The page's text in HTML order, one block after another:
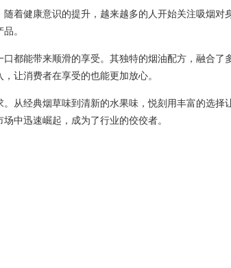
着健康意识的提升，越来越多的人开始关注吸烟对
。
都能带来顺滑的享受。其独特的烟油配方，融合了
让消费者在享受的也能更加放心。
从经典烟草味到清新的水果味，悦刻用丰富的选择
中迅速崛起，成为了行业的佼佼者。